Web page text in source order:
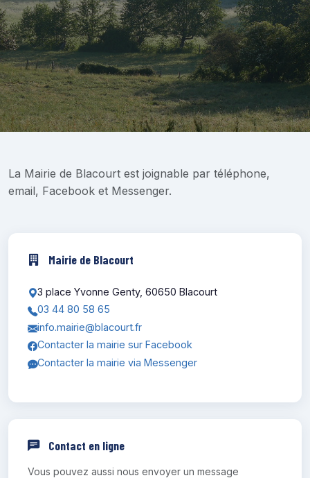
La Mairie de Blacourt est à votre écoute
La Mairie de Blacourt est joignable par téléphone,
email, Facebook et Messenger.
Mairie de Blacourt
3 place Yvonne Genty, 60650 Blacourt
03 44 80 58 65
info.mairie@blacourt.fr
Contacter la mairie sur Facebook
Contacter la mairie via Messenger
Contact en ligne
Vous pouvez aussi nous envoyer un message